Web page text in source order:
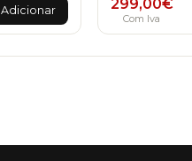
Adicionar 299,00€
Com Iva